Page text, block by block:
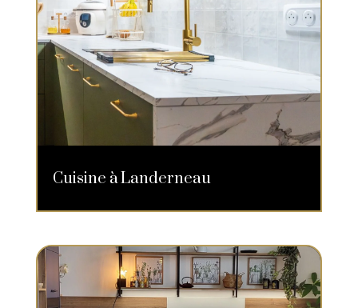
Cuisine à Landerneau